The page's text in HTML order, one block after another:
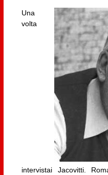
Una
volta
intervistai Jacovitti.